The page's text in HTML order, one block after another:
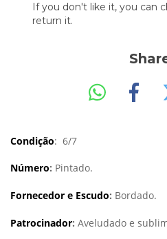
If you don't like it, you can
return it.
Condição: 6/7
Número: Pintado.
Fornecedor e Escudo: Bordado.
Patrocinador: Aveludado e